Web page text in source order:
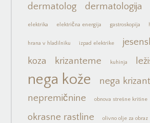
dermatolog dermatologija
elektrika električna energija gastroskopija
hrana v hladilniku izpad elektrike
koza
krizanteme kuhinja
nega kože
nega
nepremičnine
obnova strešne kritine
okrasne rastline olivno olje za obraz